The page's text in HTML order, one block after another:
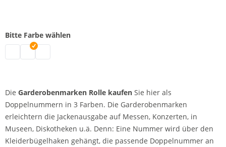
Bitte Farbe wählen
Garderobenmarken Rolle | grün
Garderobenmarken Rolle | rot
Garderobenmarken Rolle | gelb
Die Garderobenmarken Rolle kaufen Sie hier als
Doppelnummern in 3 Farben. Die Garderobenmarken
erleichtern die Jackenausgabe auf Messen, Konzerten, in
Museen, Diskotheken u.ä. Denn: Eine Nummer wird über den
Kleiderbügelhaken gehängt, die passende Doppelnummer an